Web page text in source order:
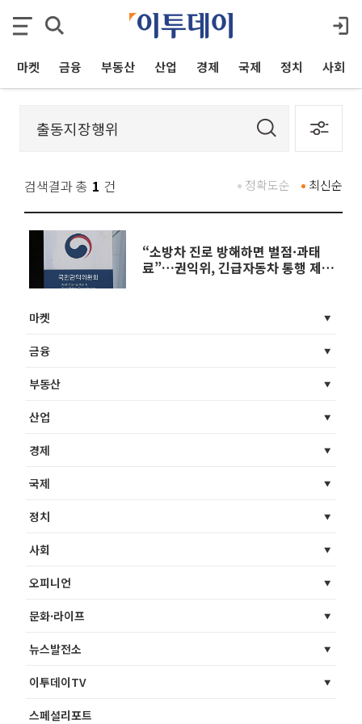
마켓 금융 부동산 산업 경제 국제 정치 사회
검색결과 총 1 건 최신순
정확도순
“소방차 진로 방해하면 벌점·과태
료”…권익위, 긴급자동차 통행 제도
마켓
금융
부동산
산업
경제
국제
정치
사회
오피니언
문화·라이프
뉴스발전소
이투데이TV
스페셜리포트